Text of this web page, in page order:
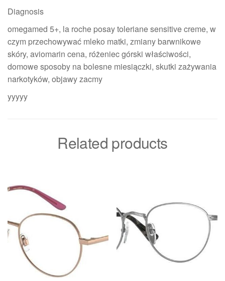
Diagnosis
omegamed 5+, la roche posay toleriane sensitive creme, w
czym przechowywać mleko matki, zmiany barwnikowe
skóry, aviomarin cena, różeniec górski właściwości,
domowe sposoby na bolesne miesiączki, skutki zażywania
narkotyków, objawy zacmy
yyyyy
Related products